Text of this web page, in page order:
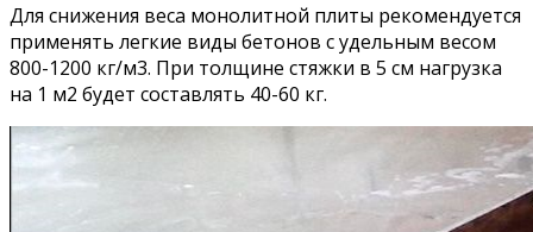
Для снижения веса монолитной плиты рекомендуется
применять легкие виды бетонов с удельным весом
800-1200 кг/м3. При толщине стяжки в 5 см нагрузка
на 1 м2 будет составлять 40-60 кг.